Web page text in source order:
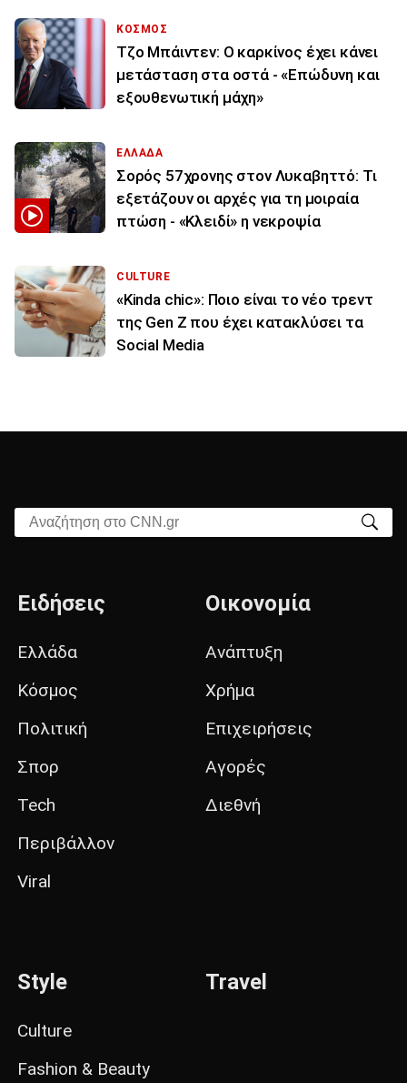
ΚΟΣΜΟΣ
Τζο Μπάιντεν: Ο καρκίνος έχει κάνει
μετάσταση στα οστά - «Επώδυνη και
εξουθενωτική μάχη»
ΕΛΛΑΔΑ
Σορός 57χρονης στον Λυκαβηττό: Τι
εξετάζουν οι αρχές για τη μοιραία
πτώση - «Κλειδί» η νεκροψία
CULTURE
«Kinda chic»: Ποιο είναι το νέο τρεντ
της Gen Z που έχει κατακλύσει τα
Social Media
Αναζήτηση στο CNN.gr
Ειδήσεις
Ελλάδα
Κόσμος
Πολιτική
Σπορ
Tech
Περιβάλλον
Viral
Οικονομία
Ανάπτυξη
Χρήμα
Επιχειρήσεις
Αγορές
Διεθνή
Style
Culture
Fashion & Beauty
Travel